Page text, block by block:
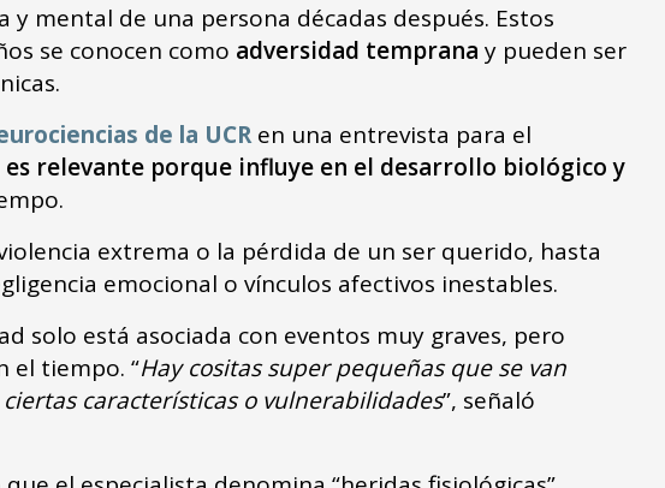
y mental de una persona décadas después. Estos
se conocen como adversidad temprana y pueden ser
de la UCRen una entrevista para el
relevante porque influye en el desarrollo biológico y
extrema o la pérdida de un ser querido, hasta
emocional o vínculos afectivos inestables.
solo está asociada con eventos muy graves, pero
el tiempo. “Hay cositas super pequeñas que se van
características o vulnerabilidades”, señaló